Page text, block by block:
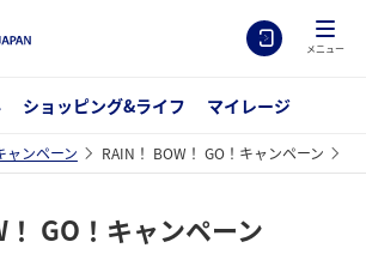
メニュー
ショッピング&ライフ マイレージ
ャンペーン RAIN！ BOW！ GO！キャンペーン
GO！キャンペーン